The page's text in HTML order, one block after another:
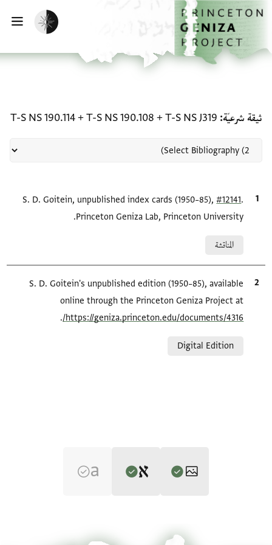
إلى المحتوى الرئيسي
الرئيسية
تفعيل الوضع المظلم
ثيقة شرعيّة T-S NS J319
+
T-S NS 190.108
+
T-S NS 190.114
الاقتباس المرجعيS. D. Goitein, unpublished index cards (1950–85),#12141
Princeton Geniza Lab, Princeton University.
المناقشة
الاقتباس المرجعي
S. D. Goitein's unpublished edition (1950–85), available
online through the Princeton Geniza Project at
https://geniza.princeton.edu/documents/4316/
.
Digital Edition
S. D. Goitein's unpublished edition (1950–85).